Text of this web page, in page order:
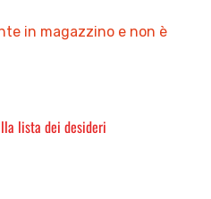
in magazzino e non è
lista dei desideri